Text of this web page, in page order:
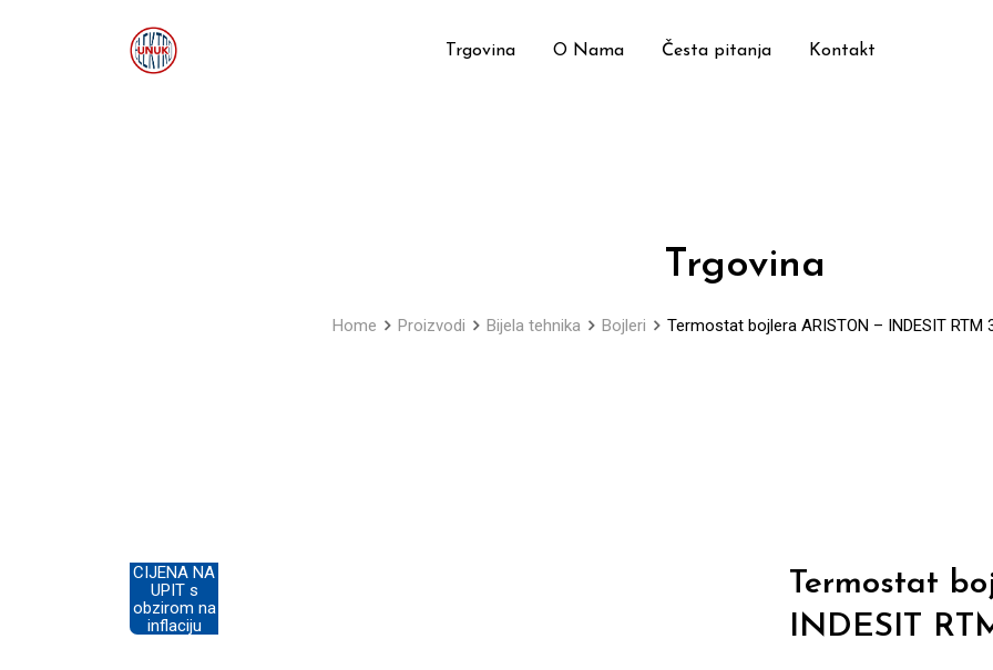
Trgovina O Nama Česta pitanja Kontakt
Trgovina
Home Proizvodi Bijela tehnika Bojleri Termostat bojlera ARISTON – INDESIT RTM
CIJENA NA
UPIT s
obzirom na
inflaciju
Termostat
INDESIT